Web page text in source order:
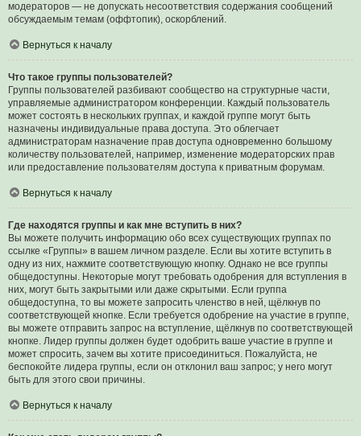
модераторов — не допускать несоответствия содержания сообщений
обсуждаемым темам (оффтопик), оскорблений.
Вернуться к началу
Что такое группы пользователей?
Группы пользователей разбивают сообщество на структурные части,
управляемые администратором конференции. Каждый пользователь
может состоять в нескольких группах, и каждой группе могут быть
назначены индивидуальные права доступа. Это облегчает
администраторам назначение прав доступа одновременно большому
количеству пользователей, например, изменение модераторских прав
или предоставление пользователям доступа к приватным форумам.
Вернуться к началу
Где находятся группы и как мне вступить в них?
Вы можете получить информацию обо всех существующих группах по
ссылке «Группы» в вашем личном разделе. Если вы хотите вступить в
одну из них, нажмите соответствующую кнопку. Однако не все группы
общедоступны. Некоторые могут требовать одобрения для вступления в
них, могут быть закрытыми или даже скрытыми. Если группа
общедоступна, то вы можете запросить членство в ней, щёлкнув по
соответствующей кнопке. Если требуется одобрение на участие в группе,
вы можете отправить запрос на вступление, щёлкнув по соответствующей
кнопке. Лидер группы должен будет одобрить ваше участие в группе и
может спросить, зачем вы хотите присоединиться. Пожалуйста, не
беспокойте лидера группы, если он отклонил ваш запрос; у него могут
быть для этого свои причины.
Вернуться к началу